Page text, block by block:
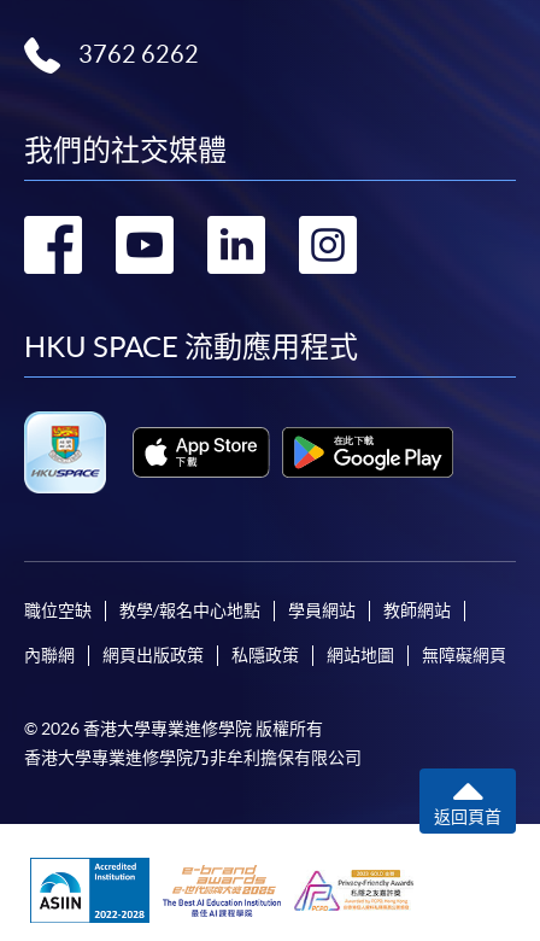
凡以「先到先得」為取錄方式的課程，請填妥
申請學歷頒授及專業課程可能需要其他資料，報名
表可向報名中心或有關課程負責人索取。填妥申請
報讀同一學歷頒授課程內其他單元
​學院為學歷頒授課程特設「註冊及學費通知」，適
(「通知」)，請填妥有關「通知」，並親往報名中
何疑問，請詳閱個別課程資料，或聯絡有關課程負責
人或報名中心。
選用網上報名服務必須在已接駁互聯網及支援
JavaScript程式瀏覽器的電腦上進行。建議選用
Google Chrome瀏覽器。
3762 6262
我們的社交媒體
轉
facebook
轉
youtube
轉
linkedin
HKU SPACE 流動應用程式
職位空缺 教學/報名中心地點 學員網站 教師網站
內聯網 網頁出版政策 私隱政策 網站地圖 無障礙網頁
© 2026 香港大學專業進修學院 版權所有
香港大學專業進修學院乃非牟利擔保有限公司
返回頁首